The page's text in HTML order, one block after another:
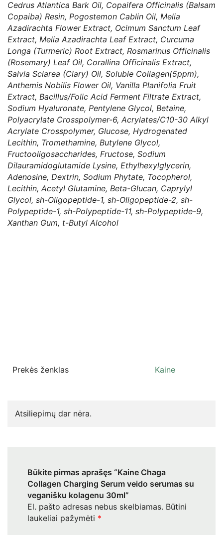
Cedrus Atlantica Bark Oil, Copaifera Officinalis (Balsam
Copaiba) Resin, Pogostemon Cablin Oil, Melia
Azadirachta Flower Extract, Ocimum Sanctum Leaf
Extract, Melia Azadirachta Leaf Extract, Curcuma
Longa (Turmeric) Root Extract, Rosmarinus Officinalis
(Rosemary) Leaf Oil, Corallina Officinalis Extract,
Salvia Sclarea (Clary) Oil, Soluble Collagen(5ppm),
Anthemis Nobilis Flower Oil, Vanilla Planifolia Fruit
Extract, Bacillus/Folic Acid Ferment Filtrate Extract,
Sodium Hyaluronate, Pentylene Glycol, Betaine,
Polyacrylate Crosspolymer-6, Acrylates/C10-30 Alkyl
Acrylate Crosspolymer, Glucose, Hydrogenated
Lecithin, Tromethamine, Butylene Glycol,
Fructooligosaccharides, Fructose, Sodium
Dilauramidoglutamide Lysine, Ethylhexylglycerin,
Adenosine, Dextrin, Sodium Phytate, Tocopherol,
Lecithin, Acetyl Glutamine, Beta-Glucan, Caprylyl
Glycol, sh-Oligopeptide-1, sh-Oligopeptide-2, sh-
Polypeptide-1, sh-Polypeptide-11, sh-Polypeptide-9,
Xanthan Gum, t-Butyl Alcohol
Prekės ženklas Kaine
Atsiliepimų dar nėra.
Būkite pirmas aprašęs “Kaine Chaga
Collagen Charging Serum veido serumas su
veganišku kolagenu 30ml”
El. pašto adresas nebus skelbiamas. Būtini
laukeliai pažymėti *